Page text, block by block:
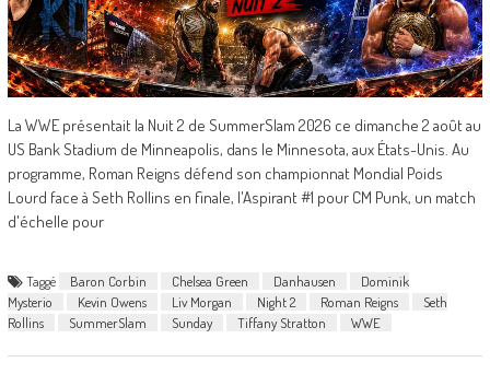
La WWE présentait la Nuit 2 de SummerSlam 2026 ce dimanche 2 août au
US Bank Stadium de Minneapolis, dans le Minnesota, aux États-Unis. Au
programme, Roman Reigns défend son championnat Mondial Poids
Lourd face à Seth Rollins en finale, l'Aspirant #1 pour CM Punk, un match
d'échelle pour
Taggé Baron Corbin Chelsea Green Danhausen
Dominik
Mysterio
Kevin Owens Liv Morgan Night 2 Roman Reigns
Seth
Rollins
SummerSlam Sunday Tiffany Stratton WWE